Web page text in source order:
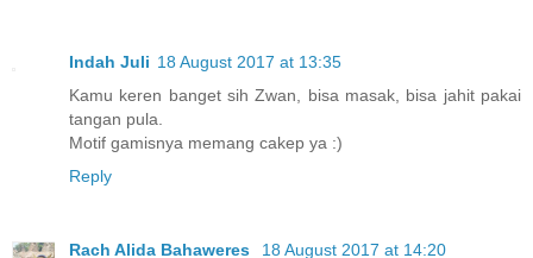
Indah Juli 18 August 2017 at 13:35
Kamu keren banget sih Zwan, bisa masak, bisa jahit pakai
tangan pula.
Motif gamisnya memang cakep ya :)
Reply
Rach Alida Bahaweres
18 August 2017 at 14:20